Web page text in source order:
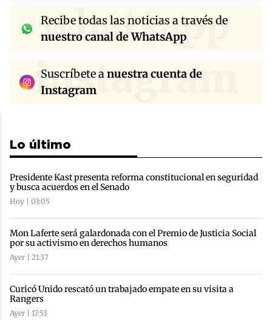
whatsapp
Recibe todas las noticias a través de
nuestro canal de WhatsApp
instagram
Suscríbete anuestra cuenta de
Instagram
Lo último
Presidente Kast presenta reforma constitucional en seguridad
y busca acuerdos en el Senado
Hoy | 03:05
Mon Laferte será galardonada con el Premio de Justicia Social
por su activismo en derechos humanos
Ayer | 21:37
Curicó Unido rescató un trabajado empate en su visita a
Rangers
Ayer | 17:53